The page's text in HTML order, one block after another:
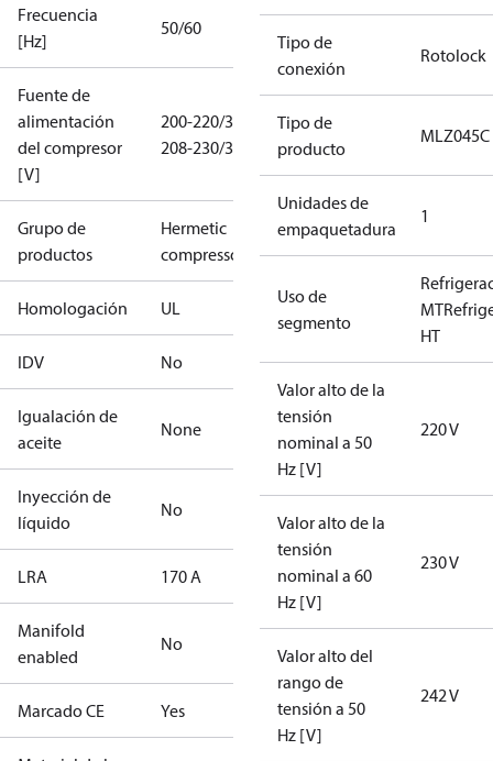
Frecuencia
[Hz]
50/60
Fuente de
alimentación
del compresor
[V]
200-220/3/50
208-230/3/60
Grupo de
productos
Hermetic
compressors
Homologación UL
IDV No
Igualación de
aceite
None
Inyección de
líquido
No
LRA 170 A
Manifold
enabled
No
Marcado CE Yes
Tipo de
conexión
Rotolock
Tipo de
producto
MLZ045C
Unidades de
empaquetadura
1
Uso de
segmento
MT
HT
Valor alto de la
tensión
nominal a 50
Hz [V]
220 V
Valor alto de la
tensión
nominal a 60
Hz [V]
230 V
Valor alto del
rango de
tensión a 50
Hz [V]
242 V